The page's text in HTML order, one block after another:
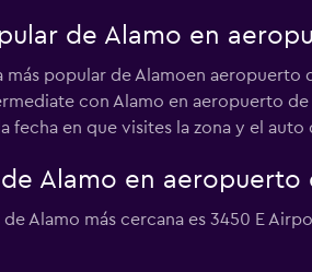
de Alamo en
popular de Alamoen aeropuerto
con Alamo en aeropuerto de
en que visites la zona y el auto
Alamo en aeropuerto
Alamo más cercana es 3450 E